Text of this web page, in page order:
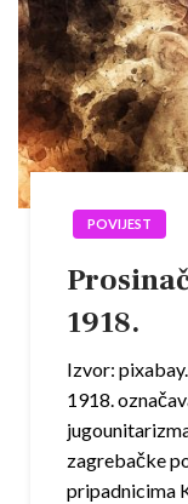
POVIJEST
1918.
Izvor:
1918.
zagrebačke
pripadnicima